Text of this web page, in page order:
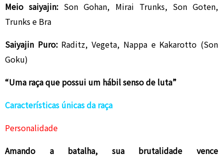
Meio saiyajin: Son Gohan, Mirai Trunks, Son Goten,
Trunks e Bra
Saiyajin Puro:Raditz, Vegeta, Nappa e Kakarotto (Son
Goku)
“Uma raça que possui um hábil senso de luta”
Características únicas da raça
Personalidade
Amando a batalha, sua brutalidade vence